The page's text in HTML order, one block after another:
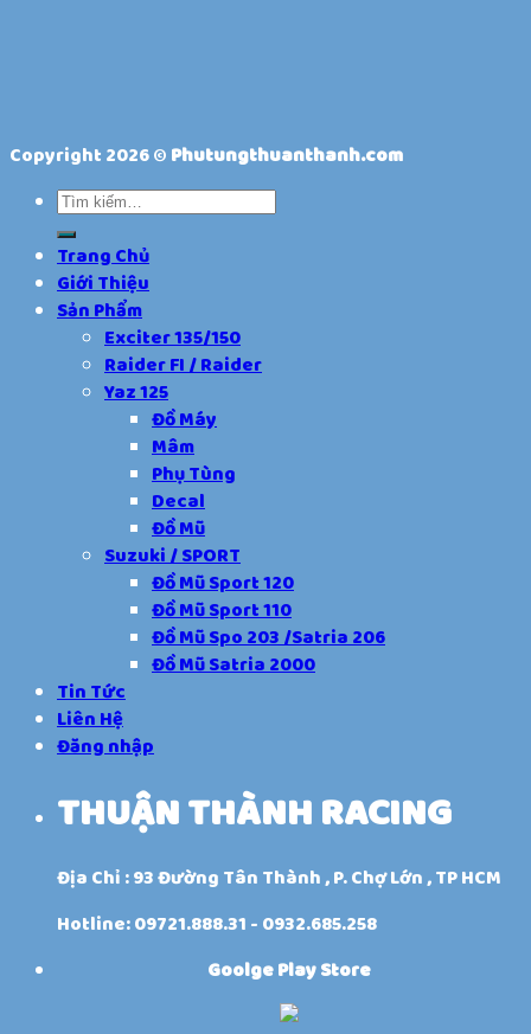
Copyright 2026 © Phutungthuanthanh.com
Trang Chủ
Giới Thiệu
Sản Phẩm
Exciter 135/150
Raider FI / Raider
Yaz 125
Đồ Máy
Mâm
Phụ Tùng
Decal
Đồ Mũ
Suzuki / SPORT
Đồ Mũ Sport 120
Đồ Mũ Sport 110
Đồ Mũ Spo 203 /Satria 206
Đồ Mũ Satria 2000
Tin Tức
Liên Hệ
Đăng nhập
THUẬN THÀNH RACING
Địa Chỉ : 93 Đường Tân Thành , P. Chợ Lớn , TP HCM
Hotline: 09721.888.31 - 0932.685.258
Goolge Play Store